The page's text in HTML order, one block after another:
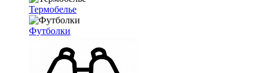
Термобелье
Футболки